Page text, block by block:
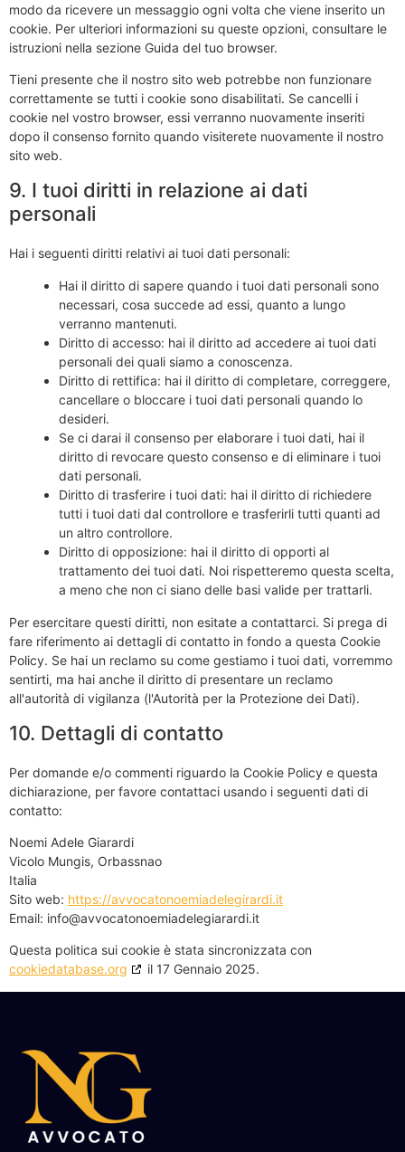
modo da ricevere un messaggio ogni volta che viene inserito un
cookie. Per ulteriori informazioni su queste opzioni, consultare le
istruzioni nella sezione Guida del tuo browser.
Tieni presente che il nostro sito web potrebbe non funzionare
correttamente se tutti i cookie sono disabilitati. Se cancelli i
cookie nel vostro browser, essi verranno nuovamente inseriti
dopo il consenso fornito quando visiterete nuovamente il nostro
sito web.
9. I tuoi diritti in relazione ai dati
personali
Hai i seguenti diritti relativi ai tuoi dati personali:
Hai il diritto di sapere quando i tuoi dati personali sono
necessari, cosa succede ad essi, quanto a lungo
verranno mantenuti.
Diritto di accesso: hai il diritto ad accedere ai tuoi dati
personali dei quali siamo a conoscenza.
Diritto di rettifica: hai il diritto di completare, correggere,
cancellare o bloccare i tuoi dati personali quando lo
desideri.
Se ci darai il consenso per elaborare i tuoi dati, hai il
diritto di revocare questo consenso e di eliminare i tuoi
dati personali.
Diritto di trasferire i tuoi dati: hai il diritto di richiedere
tutti i tuoi dati dal controllore e trasferirli tutti quanti ad
un altro controllore.
Diritto di opposizione: hai il diritto di opporti al
trattamento dei tuoi dati. Noi rispetteremo questa scelta,
a meno che non ci siano delle basi valide per trattarli.
Per esercitare questi diritti, non esitate a contattarci. Si prega di
fare riferimento ai dettagli di contatto in fondo a questa Cookie
Policy. Se hai un reclamo su come gestiamo i tuoi dati, vorremmo
sentirti, ma hai anche il diritto di presentare un reclamo
all'autorità di vigilanza (l'Autorità per la Protezione dei Dati).
10. Dettagli di contatto
Per domande e/o commenti riguardo la Cookie Policy e questa
dichiarazione, per favore contattaci usando i seguenti dati di
contatto:
Noemi Adele Giarardi
Vicolo Mungis, Orbassnao
Italia
Sito web: https://avvocatonoemiadelegirardi.it
Email: info@avvocatonoemiadelegiarardi.it
Questa politica sui cookie è stata sincronizzata con
cookiedatabase.org
il 17 Gennaio 2025.